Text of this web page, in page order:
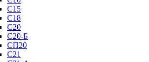
С15
С18
С20
С20-Б
СП20
С21